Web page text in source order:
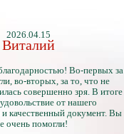
2026.04.15
Виталий
Во-первых за
во-вторых, за то, что не
совершенно зря. В итоге
от нашего
и качественный документ. Вы
очень помогли!